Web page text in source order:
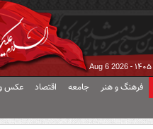
Aug 6 2026
فرهنگ و هنر جامعه اقتصاد عکس